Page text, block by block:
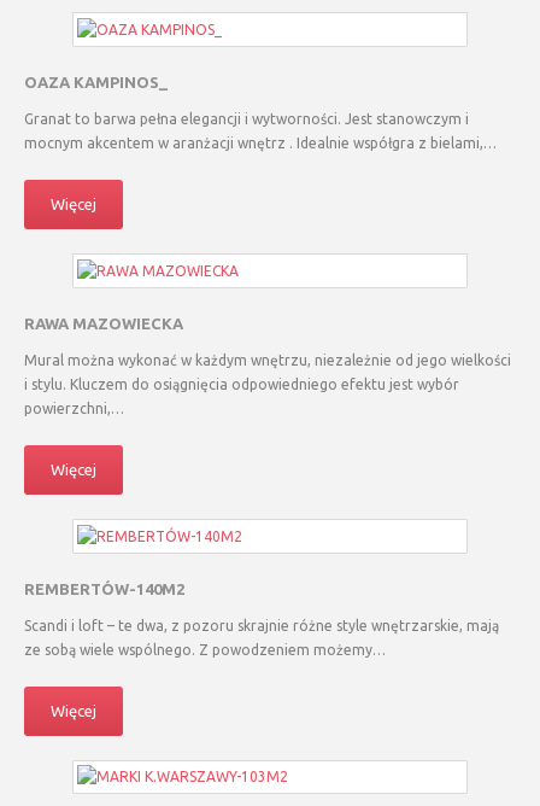
OAZA KAMPINOS_
Granat to barwa pełna elegancji i wytworności. Jest stanowczym i
mocnym akcentem w aranżacji wnętrz . Idealnie współgra z bielami,…
Więcej
RAWA MAZOWIECKA
Mural można wykonać w każdym wnętrzu, niezależnie od jego wielkości
i stylu. Kluczem do osiągnięcia odpowiedniego efektu jest wybór
powierzchni,…
Więcej
REMBERTÓW-140M2
Scandi i loft – te dwa, z pozoru skrajnie różne style wnętrzarskie, mają
ze sobą wiele wspólnego. Z powodzeniem możemy…
Więcej